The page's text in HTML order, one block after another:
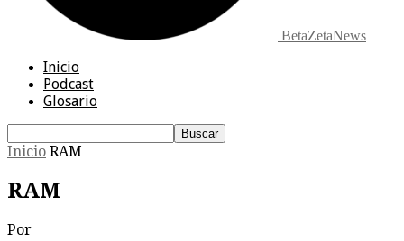
BetaZetaNews
Inicio
Podcast
Glosario
Inicio RAM
RAM
Por